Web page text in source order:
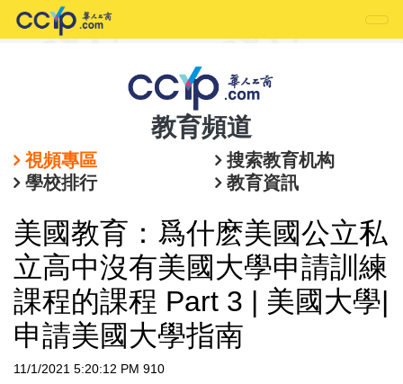
教育頻道
視頻專區
搜索教育机构
學校排行
教育資訊
美國教育：爲什麽美國公立私
立高中沒有美國大學申請訓練
課程的課程 Part 3 | 美國大學|
申請美國大學指南
11/1/2021 5:20:12 PM 910